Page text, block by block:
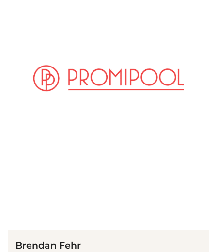
Brendan Fehr